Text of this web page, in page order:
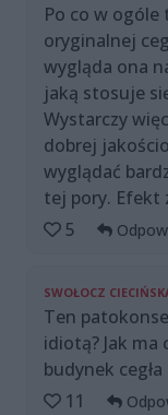
Po co w ogóle
oryginalnej
wygląda ona
jaką stosuje
Wystarczy
dobrej
wyglądać
tej pory. Efekt
5
SWOŁOCZ
Ten
idiotą? Jak ma
budynek
11